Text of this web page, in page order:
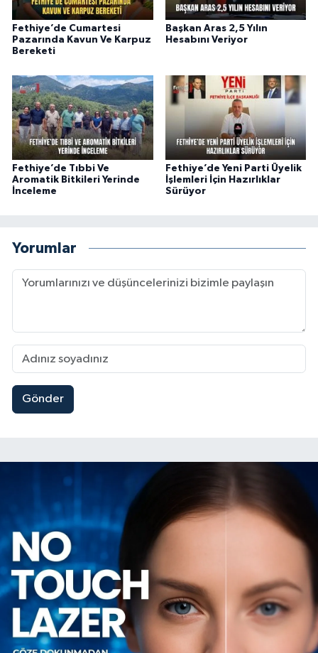
Fethiye’de Cumartesi
Pazarında Kavun Ve Karpuz
Bereketi
Başkan Aras 2,5 Yılın
Hesabını Veriyor
Fethiye’de Tıbbi Ve
Aromatik Bitkileri Yerinde
İnceleme
Fethiye’de Yeni Parti Üyelik
İşlemleri İçin Hazırlıklar
Sürüyor
Yorumlar
Gönder